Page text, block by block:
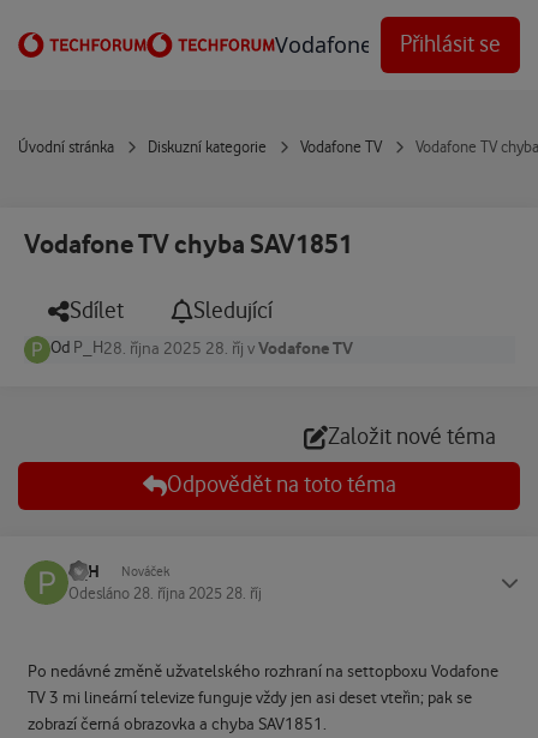
Vodafone Techforum
Přihlásit se
Úvodní stránka Diskuzní kategorie Vodafone TV Vodafone TV
Vodafone TV chyba SAV1851
Sdílet Sledující
Od P_H28. října 2025 28. říj vVodafone TV
Založit nové téma
Odpovědět na toto téma
P_H Nováček
Odesláno 28. října 2025 28. říj
Po nedávné změně užvatelského rozhraní na settopboxu Vodafone
TV 3 mi lineární televize funguje vždy jen asi deset vteřin; pak se
zobrazí černá obrazovka a chyba SAV1851.